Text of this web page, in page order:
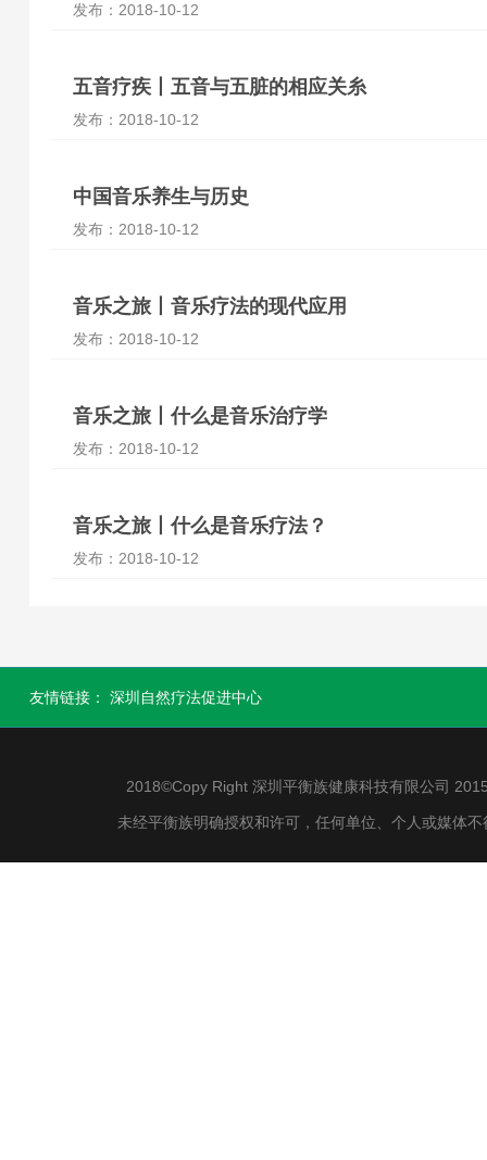
发布：2018-10-12
五音疗疾丨五音与五脏的相应关糸
发布：2018-10-12
中国音乐养生与历史
发布：2018-10-12
音乐之旅丨音乐疗法的现代应用
发布：2018-10-12
音乐之旅丨什么是音乐治疗学
发布：2018-10-12
音乐之旅丨什么是音乐疗法？
发布：2018-10-12
友情链接： 深圳自然疗法促进中心
2018©Copy Right 深圳平衡族健康科技有限公司
未经平衡族明确授权和许可，任何单位、个人或媒体